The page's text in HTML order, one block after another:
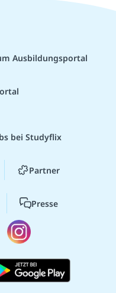
Ausbildungsportal
bei Studyflix
Partner
Presse